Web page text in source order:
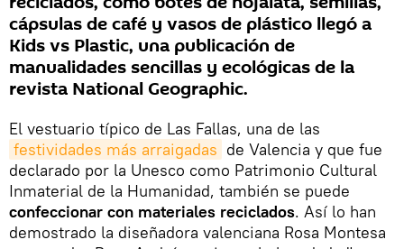
cápsulas de café y vasos de plástico llegó a
Kids vs Plastic, una publicación de
manualidades sencillas y ecológicas de la
revista National Geographic.
El vestuario típico de Las Fallas, una de las
festividades más arraigadas de Valencia y que fue
declarado por la Unesco como Patrimonio Cultural
Inmaterial de la Humanidad, también se puede
confeccionar con materiales reciclados. Así lo han
demostrado la diseñadora valenciana Rosa Montesa